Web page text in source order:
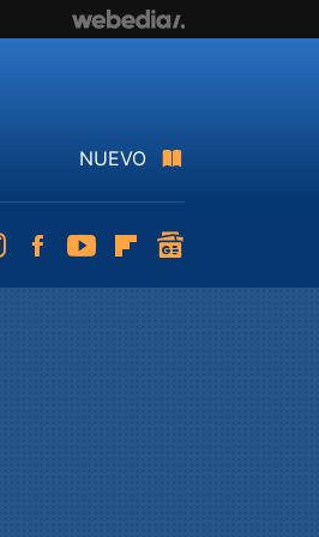
NUEVO
InstagramFacebookYoutubeFlipboard